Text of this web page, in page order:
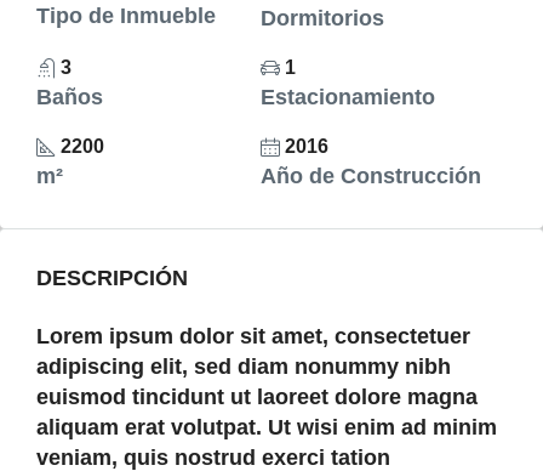
Tipo de Inmueble Dormitorios
3
Baños
1
Estacionamiento
2200
m²
2016
Año de Construcción
DESCRIPCIÓN
Lorem ipsum dolor sit amet, consectetuer
adipiscing elit, sed diam nonummy nibh
euismod tincidunt ut laoreet dolore magna
aliquam erat volutpat. Ut wisi enim ad minim
veniam, quis nostrud exerci tation